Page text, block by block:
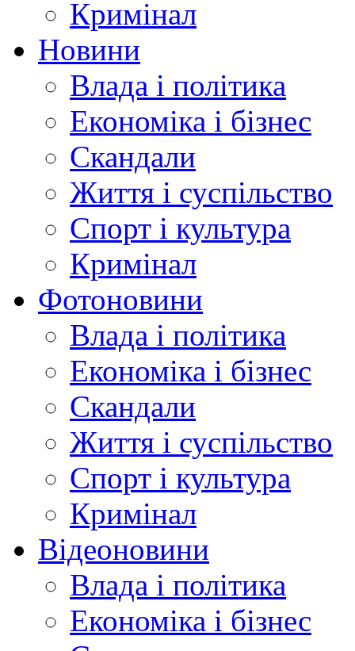
Кримінал
Новини
Влада і політика
Економіка і бізнес
Скандали
Життя і суспільство
Спорт і культура
Кримінал
Фотоновини
Влада і політика
Економіка і бізнес
Скандали
Життя і суспільство
Спорт і культура
Кримінал
Відеоновини
Влада і політика
Економіка і бізнес